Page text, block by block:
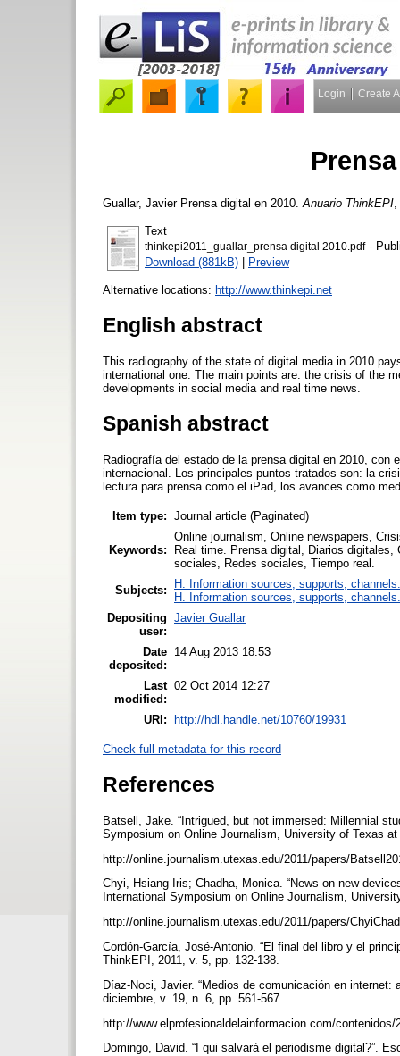
Login Create
Guallar, JavierPrensa digital en 2010. Anuario ThinkEPI
Text
thinkepi2011_guallar_prensa digital 2010.pdf-
Download (881kB) | Preview
Alternative locations: http://www.thinkepi.net
English abstract
This radiography of the state of digital media in 2010
international one. The main points are: the crisis of the
developments in social media and real time news.
Spanish abstract
Radiografía del estado de la prensa digital en 2010,
internacional. Los principales puntos tratados son: la
lectura para prensa como el iPad, los avances como
Item type: Journal article (Paginated)
Keywords:
Online journalism, Online newspapers,
Real time. Prensa digital, Diarios
sociales, Redes sociales, Tiempo real.
Subjects:
H. Information sources, supports, channels.
H. Information sources, supports, channels.
Depositing
user:
Javier Guallar
Date
deposited:
14 Aug 2013 18:53
Last
modified:
02 Oct 2014 12:27
URI: http://hdl.handle.net/10760/19931
Check full metadata for this record
References
Batsell, Jake. “Intrigued, but not immersed: Millennial
Symposium on Online Journalism, University of Texas
http://online.journalism.utexas.edu/2011/papers/
Chyi, Hsiang Iris; Chadha, Monica. “News on new
International Symposium on Online Journalism,
http://online.journalism.utexas.edu/2011/papers/
Cordón-García, José-Antonio. “El final del libro y el
ThinkEPI, 2011, v. 5, pp. 132-138.
Díaz-Noci, Javier. “Medios de comunicación en
diciembre, v. 19, n. 6, pp. 561-567.
http://www.elprofesionaldelainformacion.com/
Domingo, David. “I qui salvarà el periodisme digital?”.